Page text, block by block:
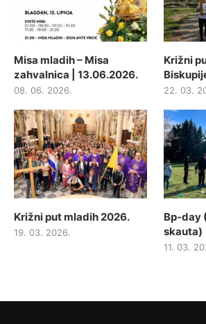
Misa mladih – Misa
zahvalnica | 13.06.2026.
08. 06. 2026.
Križni
22. 03.
Križni put mladih 2026.
19. 03. 2026.
Bp-day
skauta)
11. 03.